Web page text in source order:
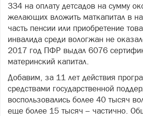
334 на оплату детсадов на сумму
желающих вложить маткапитал в
часть пенсии или приобретение
инвалида среди вологжан не
2017 год ПФР выдал 6076
материнский капитал.
Добавим, за 11 лет действия
средствами государственной
воспользовались более 40 тысяч
еще более 15 тысяч – частично.